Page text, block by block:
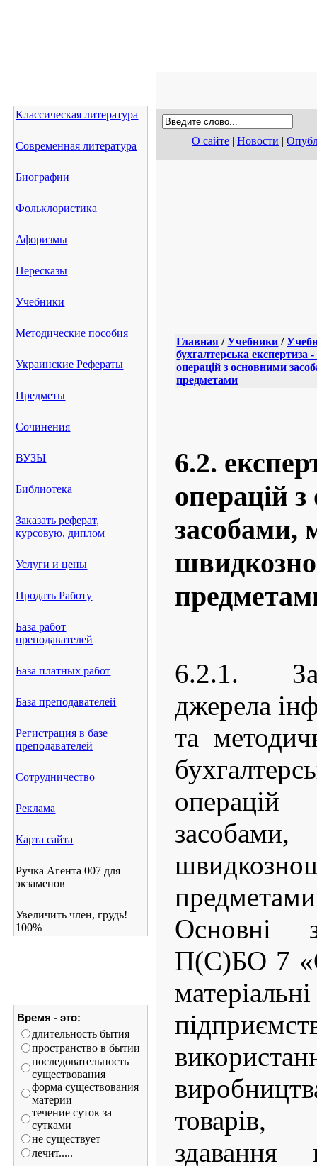
Классическая литература
Современная литература
Биографии
Фольклористика
Афоризмы
Пересказы
Учебники
Методические пособия
Украинские Рефераты
Предметы
Сочинения
ВУЗЫ
Библиотека
Заказать реферат,
курсовую, диплом
Услуги и цены
Продать Работу
База работ
преподавателей
База платных работ
База преподавателей
Регистрация в базе
преподавателей
Сотрудничество
Реклама
Карта сайта
Ручка Агента 007 для
экзаменов
Увеличить член, грудь!
100%
Время - это:
длительность бытия
пространство в бытии
последовательность
существования
форма существования
материи
течение суток за
сутками
не существует
лечит.....
О сайте | Новости |
Главная /Учебники /
бухгалтерська
операцій з основними
предметами
6.2.
операцій
засобами,
6.2.1.
джерела
та
Основні
П(С)БО 7
товарів,